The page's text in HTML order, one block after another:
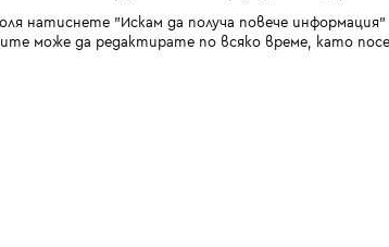
натиснете "Искам да получа повече
може да редактирате по всяко време, като